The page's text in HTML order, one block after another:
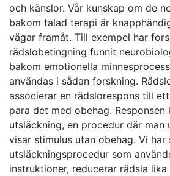
och känslor. Vår kunskap om de
bakom talad terapi är
vägar framåt. Till exempel har
rädslobetingning funnit
bakom emotionella
användas i sådan forskning.
associerar en rädslorespons till
para det med obehag.
utsläckning, en procedur där man
visar stimulus utan obehag. Vi har
utsläckningsprocedur som
instruktioner, reducerar rädsla